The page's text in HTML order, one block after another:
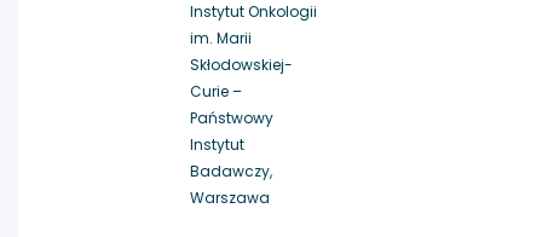
Instytut Onkologii
im. Marii
Skłodowskiej-
Curie –
Państwowy
Instytut
Badawczy,
Warszawa